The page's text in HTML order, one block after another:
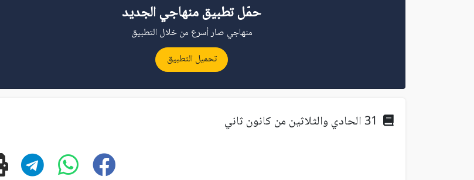
حمّل تطبيق منهاجي الجديد
منهاجي صار أسرع من خلال التطبيق
تحميل التطبيق